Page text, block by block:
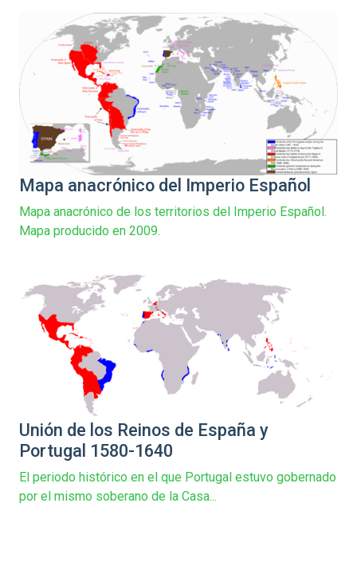
Mapa anacrónico del Imperio Español
Mapa anacrónico de los territorios del Imperio Español.
Mapa producido en 2009.
Unión de los Reinos de España y
Portugal 1580-1640
El periodo histórico en el que Portugal estuvo gobernado
por el mismo soberano de la Casa...